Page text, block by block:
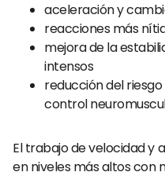
aceleración y
reacciones más
mejora de la
intensos
reducción del
control
El trabajo de velocidad y
en niveles más altos con